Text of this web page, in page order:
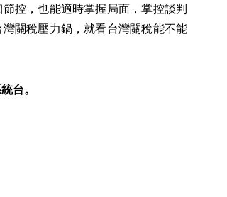
控，也能適時掌握局面，掌控談判
關稅壓力鍋，就看台灣關稅能不能
台。